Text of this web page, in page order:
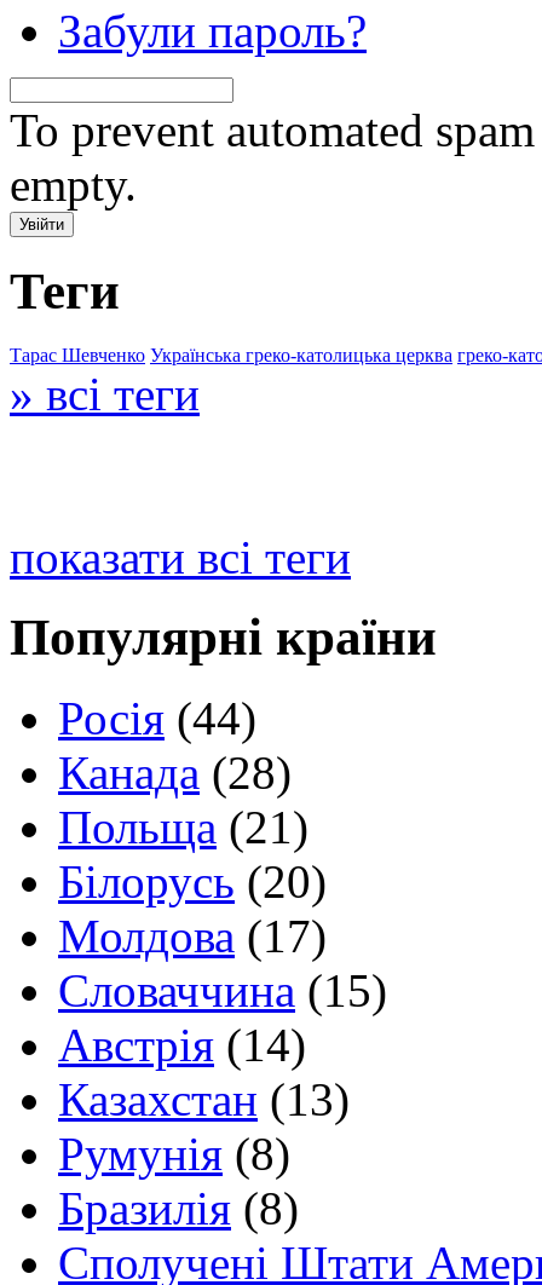
Забули пароль?
To prevent automated
empty.
Теги
Тарас Шевченко Українська греко-католицька церква греко-
» всі теги
показати всі теги
Популярні країни
Росія (44)
Канада (28)
Польща (21)
Білорусь (20)
Молдова (17)
Словаччина (15)
Австрія (14)
Казахстан (13)
Румунія (8)
Бразилія (8)
Сполучені Штати